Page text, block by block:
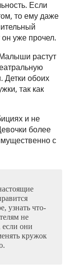
Если
то ему даже
он уже прочел.
растут
Детки обоих
так как
и не
более
с
узнать что-
не
если они
кружок